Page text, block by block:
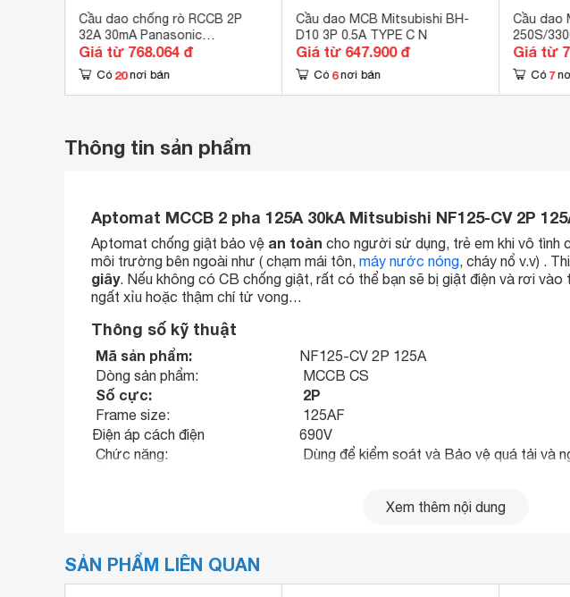
Cầu dao chống rò RCCB 2P
32A 30mA Panasonic
BBDR23230HV
Giá từ 768.064 đ
Có 20 nơi bán
Cầu dao MCB Mitsubishi BH-
D10 3P 0.5A TYPE C N
Giá từ 647.900 đ
Có 6 nơi bán
Cầu dao
250S/
Giá từ
Có 7
Thông tin sản phẩm
Aptomat MCCB 2 pha 125A 30kA Mitsubishi NF125-CV 2P
Aptomat chống giật bảo vệ an toàn cho người sử dụng, trẻ em khi vô tình
môi trường bên ngoài như ( chạm mái tôn, máy nước nóng, cháy nổ v.v) .
giây. Nếu không có CB chống giật, rất có thể bạn sẽ bị giật điện và rơi vào
ngất xỉu hoặc thậm chí tử vong…
Thông số kỹ thuật
Mã sản phẩm:
NF125-CV 2P 125A
Dòng sản phẩm:
MCCB CS
Số cực: 2P
Frame size:
125AF
Điện áp cách điện
690V
Chức năng:
Dùng để kiểm soát và Bảo vệ quá tải và
Xem thêm nội dung
SẢN PHẨM LIÊN QUAN